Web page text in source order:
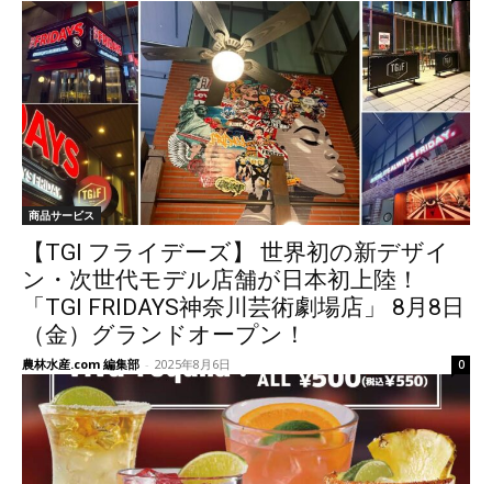
商品サービス
【TGI フライデーズ】 世界初の新デザイ
ン・次世代モデル店舗が日本初上陸！
「TGI FRIDAYS神奈川芸術劇場店」 8月8日
（金）グランドオープン！
農林水産.com 編集部 - 2025年8月6日 0